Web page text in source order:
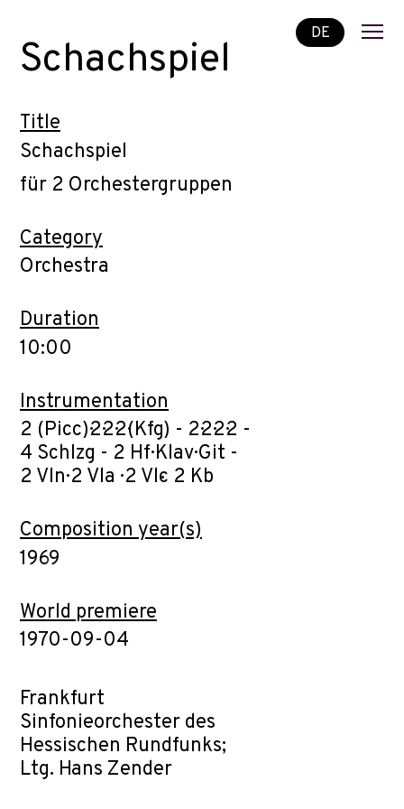
DE
Schachspiel
Title
Schachspiel
für 2 Orchestergruppen
Category
Orchestra
Duration
10:00
Instrumentation
2 (Picc)·2·2·2·(Kfg) - 2·2·2·2 -
4 Schlzg - 2 Hf· Klav· Git -
2 Vln· 2 Vla · 2 Vlc· 2 Kb
Composition year(s)
1969
World premiere
1970-09-04
Frankfurt
Sinfonieorchester des
Hessischen Rundfunks;
Ltg. Hans Zender